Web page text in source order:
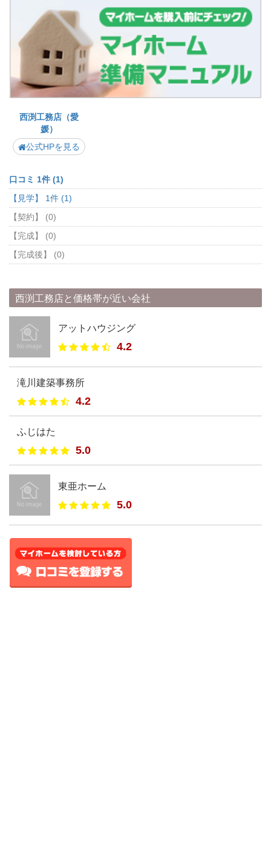
西渕工務店（愛
媛）
公式HPを見る
口コミ 1件 (1)
【見学】 1件 (1)
【契約】 (0)
【完成】 (0)
【完成後】 (0)
西渕工務店と価格帯が近い会社
アットハウジング
4.2
滝川建築事務所
4.2
ふじはた
5.0
東亜ホーム
5.0